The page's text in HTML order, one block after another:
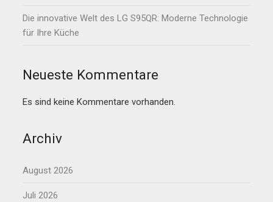
Die innovative Welt des LG S95QR: Moderne Technologie
für Ihre Küche
Neueste Kommentare
Es sind keine Kommentare vorhanden.
Archiv
August 2026
Juli 2026